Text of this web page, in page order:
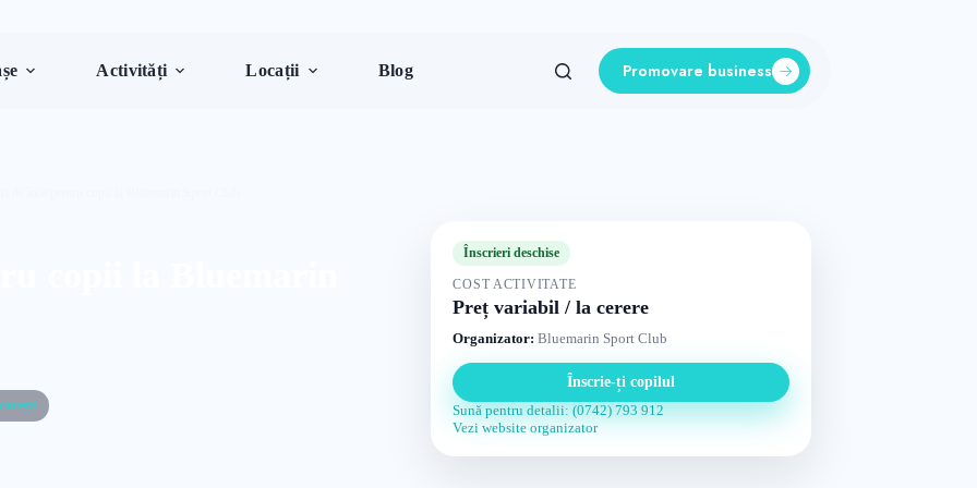
Activități Locații Blog Promovare business
Înscrieri deschise
COST ACTIVITATE
Preț variabil / la cerere
Organizator: Bluemarin Sport Club
Înscrie-ți copilul
Sună pentru detalii: (0742) 793 912
Vezi website organizator